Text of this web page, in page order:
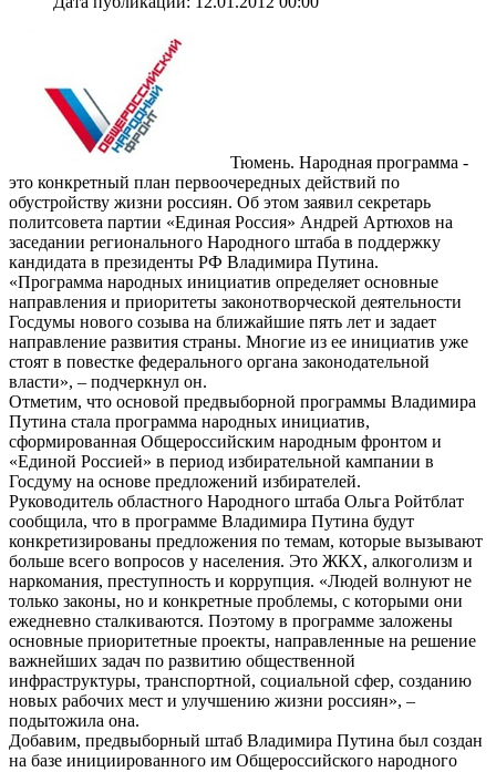
Тюмень. Народная программа -
это конкретный план первоочередных действий по
обустройству жизни россиян. Об этом заявил секретарь
политсовета партии «Единая Россия» Андрей Артюхов на
заседании регионального Народного штаба в поддержку
кандидата в президенты РФ Владимира Путина.
«Программа народных инициатив определяет основные
направления и приоритеты законотворческой деятельности
Госдумы нового созыва на ближайшие пять лет и задает
направление развития страны. Многие из ее инициатив уже
стоят в повестке федерального органа законодательной
власти», – подчеркнул он.
Отметим, что основой предвыборной программы Владимира
Путина стала программа народных инициатив,
сформированная Общероссийским народным фронтом и
«Единой Россией» в период избирательной кампании в
Госдуму на основе предложений избирателей.
Руководитель областного Народного штаба Ольга Ройтблат
сообщила, что в программе Владимира Путина будут
конкретизированы предложения по темам, которые вызывают
больше всего вопросов у населения. Это ЖКХ, алкоголизм и
наркомания, преступность и коррупция. «Людей волнуют не
только законы, но и конкретные проблемы, с которыми они
ежедневно сталкиваются. Поэтому в программе заложены
основные приоритетные проекты, направленные на решение
важнейших задач по развитию общественной
инфраструктуры, транспортной, социальной сфер, созданию
новых рабочих мест и улучшению жизни россиян», –
подытожила она.
Добавим, предвыборный штаб Владимира Путина был создан
на базе инициированного им Общероссийского народного